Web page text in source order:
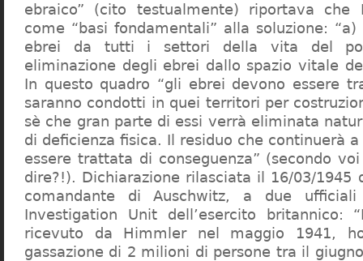
ebraico” (cito testualmente) riportava che
come “basi fondamentali” alla soluzione:
ebrei da tutti i settori della vita del
eliminazione degli ebrei dallo spazio vitale
In questo quadro “gli ebrei devono essere
saranno condotti in quei territori per
sè che gran parte di essi verrà eliminata
di deficienza fisica. Il residuo che continuerà
essere trattata di conseguenza” (secondo
dire?!). Dichiarazione rilasciata il 16/03/1945
comandante di Auschwitz, a due
Investigation Unit dell’esercito britannico:
ricevuto da Himmler nel maggio 1941,
gassazione di 2 milioni di persone tra il